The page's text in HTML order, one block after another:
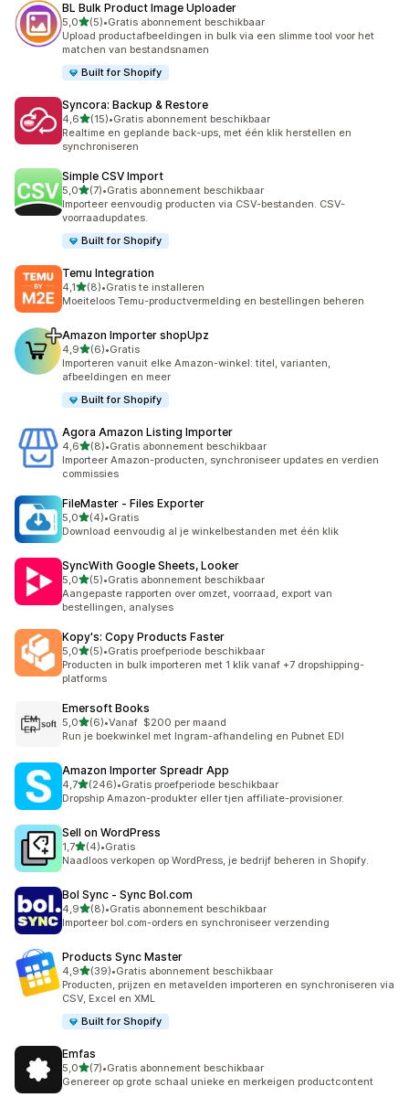
BL Bulk Product Image Uploader
5,0van 5 sterren
(5)
5 recensies in totaal
•Gratis abonnement beschikbaar
Upload productafbeeldingen in bulk via een slimme tool voor het
matchen van bestandsnamen
Built for Shopify
Syncora: Backup & Restore
4,6van 5 sterren
(15)
15 recensies in totaal
•Gratis abonnement beschikbaar
Realtime en geplande back-ups, met één klik herstellen en
synchroniseren
Simple CSV Import
5,0van 5 sterren
(7)
7 recensies in totaal
•Gratis abonnement beschikbaar
Importeer eenvoudig producten via CSV-bestanden. CSV-
voorraadupdates.
Built for Shopify
Temu Integration
4,1van 5 sterren
(8)
8 recensies in totaal
•Gratis te installeren
Moeiteloos Temu-productvermelding en bestellingen beheren
Amazon Importer shopUpz
4,9van 5 sterren
(6)
6 recensies in totaal
•Gratis
Importeren vanuit elke Amazon-winkel: titel, varianten,
afbeeldingen en meer
Built for Shopify
Agora Amazon Listing Importer
4,6van 5 sterren
(8)
8 recensies in totaal
•Gratis abonnement beschikbaar
Importeer Amazon-producten, synchroniseer updates en verdien
commissies
FileMaster ‑ Files Exporter
5,0van 5 sterren
(4)
4 recensies in totaal
•Gratis
Download eenvoudig al je winkelbestanden met één klik
SyncWith Google Sheets, Looker
5,0van 5 sterren
(5)
5 recensies in totaal
•Gratis abonnement beschikbaar
Aangepaste rapporten over omzet, voorraad, export van
bestellingen, analyses
Kopy's: Copy Products Faster
5,0van 5 sterren
(5)
5 recensies in totaal
•Gratis proefperiode beschikbaar
Producten in bulk importeren met 1 klik vanaf +7 dropshipping-
platforms
Emersoft Books
5,0van 5 sterren
(6)
6 recensies in totaal
•Vanaf $200 per maand
Run je boekwinkel met Ingram-afhandeling en Pubnet EDI
Amazon Importer Spreadr App
4,7van 5 sterren
(246)
246 recensies in totaal
•Gratis proefperiode beschikbaar
Dropship Amazon-produkter eller tjen affiliate-provisioner.
Sell on WordPress
1,7van 5 sterren
(4)
4 recensies in totaal
•Gratis
Naadloos verkopen op WordPress, je bedrijf beheren in Shopify.
Bol Sync ‑ Sync Bol.com
4,9van 5 sterren
(8)
8 recensies in totaal
•Gratis abonnement beschikbaar
Importeer bol.com-orders en synchroniseer verzending
Products Sync Master
4,9van 5 sterren
(39)
39 recensies in totaal
•Gratis abonnement beschikbaar
Producten, prijzen en metavelden importeren en synchroniseren via
CSV, Excel en XML
Built for Shopify
Emfas
5,0van 5 sterren
(7)
7 recensies in totaal
•Gratis abonnement beschikbaar
Genereer op grote schaal unieke en merkeigen productcontent